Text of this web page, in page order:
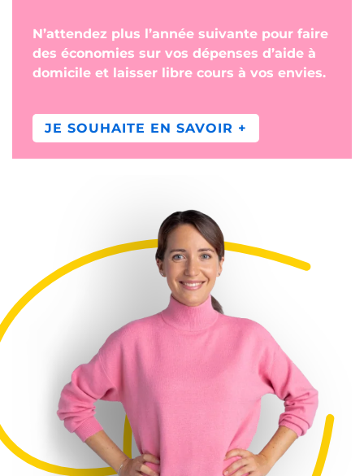
N’attendez plus l’année suivante pour faire
des économies sur vos dépenses d’aide à
domicile et laisser libre cours à vos envies.
JE SOUHAITE EN SAVOIR +